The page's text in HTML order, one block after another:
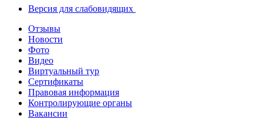
Версия для слабовидящих
Отзывы
Новости
Фото
Видео
Виртуальный тур
Сертификаты
Правовая информация
Контролирующие органы
Вакансии